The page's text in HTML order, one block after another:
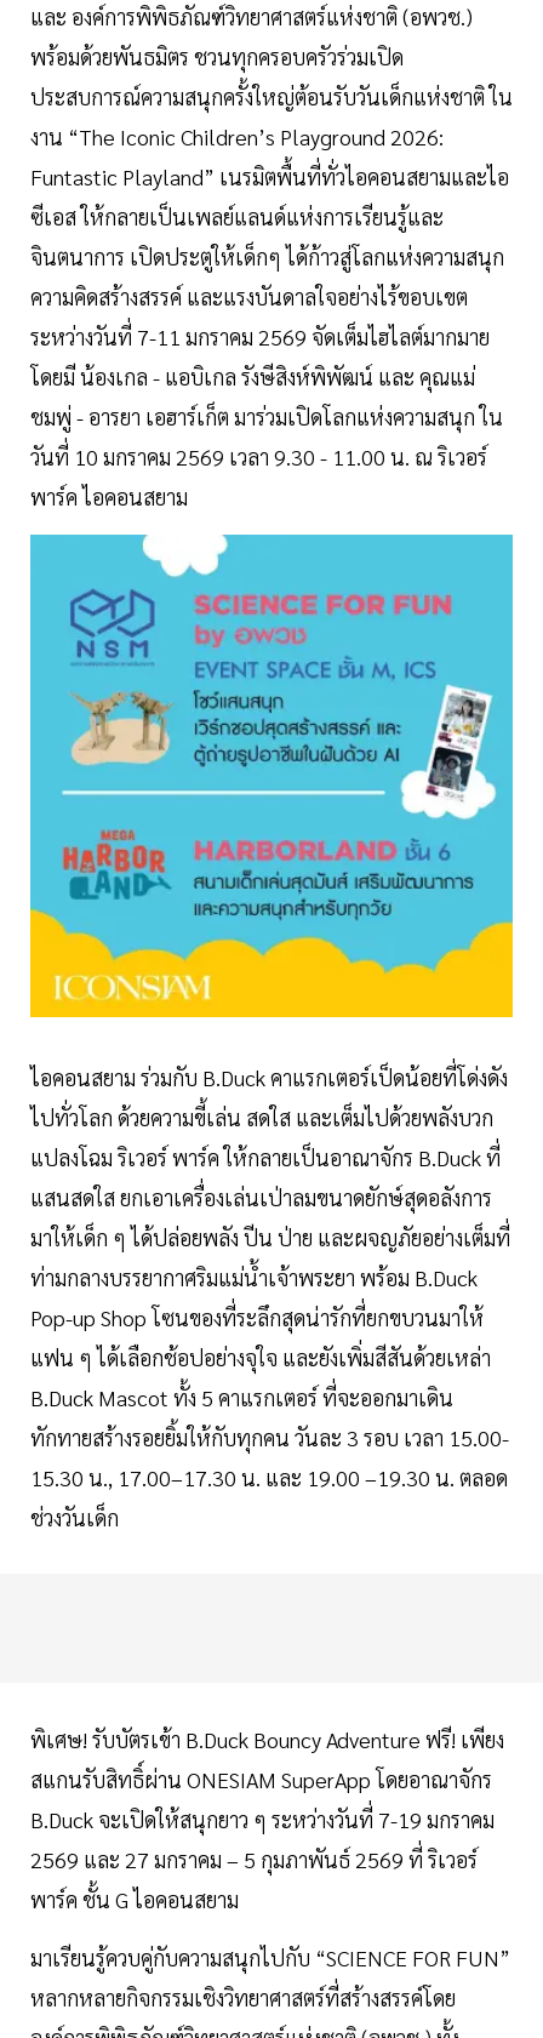
และ องค์การพิพิธภัณฑ์วิทยาศาสตร์แห่งชาติ (อพวช.)
พร้อมด้วยพันธมิตร ชวนทุกครอบครัวร่วมเปิด
ประสบการณ์ความสนุกครั้งใหญ่ต้อนรับวันเด็กแห่งชาติ ใน
งาน “The Iconic Children’s Playground 2026:
Funtastic Playland” เนรมิตพื้นที่ทั่วไอคอนสยามและไอ
ซีเอส ให้กลายเป็นเพลย์แลนด์แห่งการเรียนรู้และ
จินตนาการ เปิดประตูให้เด็กๆ ได้ก้าวสู่โลกแห่งความสนุก
ความคิดสร้างสรรค์ และแรงบันดาลใจอย่างไร้ขอบเขต
ระหว่างวันที่ 7-11 มกราคม 2569 จัดเต็มไฮไลต์มากมาย
โดยมี น้องเกล - แอบิเกล รังษีสิงห์พิพัฒน์ และ คุณแม่
ชมพู่ - อารยา เอฮาร์เก็ต มาร่วมเปิดโลกแห่งความสนุก ใน
วันที่ 10 มกราคม 2569 เวลา 9.30 - 11.00 น. ณ ริเวอร์
พาร์ค ไอคอนสยาม
ไอคอนสยาม ร่วมกับ B.Duck คาแรกเตอร์เป็ดน้อยที่โด่งดัง
ไปทั่วโลก ด้วยความขี้เล่น สดใส และเต็มไปด้วยพลังบวก
แปลงโฉม ริเวอร์ พาร์ค ให้กลายเป็นอาณาจักร B.Duck ที่
แสนสดใส ยกเอาเครื่องเล่นเป่าลมขนาดยักษ์สุดอลังการ
มาให้เด็ก ๆ ได้ปล่อยพลัง ปีน ป่าย และผจญภัยอย่างเต็มที่
ท่ามกลางบรรยากาศริมแม่น้ำเจ้าพระยา พร้อม B.Duck
Pop-up Shop โซนของที่ระลึกสุดน่ารักที่ยกขบวนมาให้
แฟน ๆ ได้เลือกช้อปอย่างจุใจ และยังเพิ่มสีสันด้วยเหล่า
B.Duck Mascot ทั้ง 5 คาแรกเตอร์ ที่จะออกมาเดิน
ทักทายสร้างรอยยิ้มให้กับทุกคน วันละ 3 รอบ เวลา 15.00-
15.30 น., 17.00–17.30 น. และ 19.00 –19.30 น. ตลอด
ช่วงวันเด็ก
พิเศษ! รับบัตรเข้า B.Duck Bouncy Adventure ฟรี! เพียง
สแกนรับสิทธิ์ผ่าน ONESIAM SuperApp โดยอาณาจักร
B.Duck จะเปิดให้สนุกยาว ๆ ระหว่างวันที่ 7-19 มกราคม
2569 และ 27 มกราคม – 5 กุมภาพันธ์ 2569 ที่ ริเวอร์
พาร์ค ชั้น G ไอคอนสยาม
มาเรียนรู้ควบคู่กับความสนุกไปกับ “SCIENCE FOR FUN”
หลากหลายกิจกรรมเชิงวิทยาศาสตร์ที่สร้างสรรค์โดย